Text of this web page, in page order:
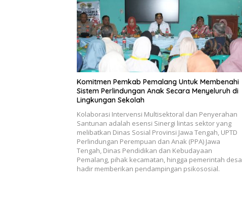
Komitmen Pemkab Pemalang Untuk Membenahi
Sistem Perlindungan Anak Secara Menyeluruh di
Lingkungan Sekolah
Kolaborasi Intervensi Multisektoral dan Penyerahan
Santunan adalah esensi Sinergi lintas sektor yang
melibatkan Dinas Sosial Provinsi Jawa Tengah, UPTD
Perlindungan Perempuan dan Anak (PPA) Jawa
Tengah, Dinas Pendidikan dan Kebudayaan
Pemalang, pihak kecamatan, hingga pemerintah desa
hadir memberikan pendampingan psikososial.